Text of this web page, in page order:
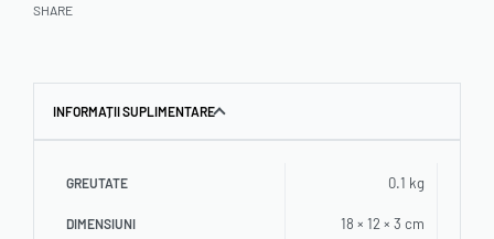
SHARE
INFORMAȚII SUPLIMENTARE
GREUTATE 0.1 kg
DIMENSIUNI 18 × 12 × 3 cm